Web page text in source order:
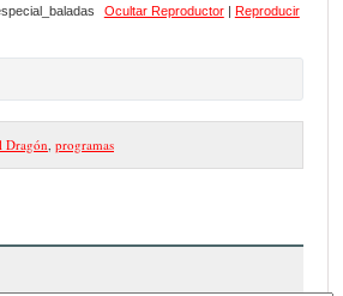
Ocultar Reproductor| Reproducir
Dragón programas